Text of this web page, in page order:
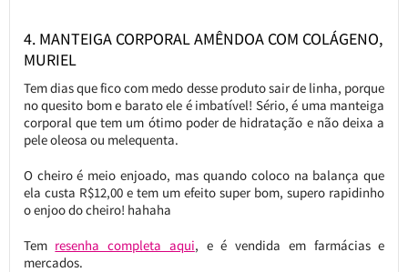
4. MANTEIGA CORPORAL AMÊNDOA COM COLÁGENO,
MURIEL
Tem dias que fico com medo desse produto sair de linha, porque
no quesito bom e barato ele é imbatível! Sério, é uma manteiga
corporal que tem um ótimo poder de hidratação e não deixa a
pele oleosa ou melequenta.
O cheiro é meio enjoado, mas quando coloco na balança que
ela custa R$12,00 e tem um efeito super bom, supero rapidinho
o enjoo do cheiro! hahaha
Tem resenha completa aqui, e é vendida em farmácias e
mercados.